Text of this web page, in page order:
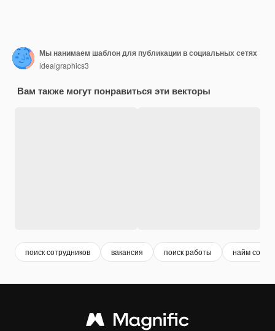
Мы нанимаем шаблон для публикации в социальных сетях
idealgraphics3
Вам также могут понравиться эти векторы
поиск сотрудников вакансия поиск работы найм